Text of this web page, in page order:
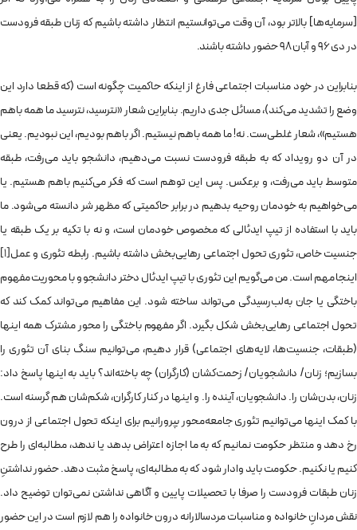
[سرمایه‌ها] بالاتر بود، آن وقت می‌توانستیم انتظار داشته باشیم که زنان طبقه فرودست
در دی 96 و آبان 98 حضور داشته باشند.
بنابراین در خود مناسبات اجتماعی فارغ از اینکه حاکمیت چگونه است (که قطعا دارد این
وضع را تشدید می‌کند)، مسائل جدی داریم. بنابراین شعار «نترسید، نترسید ما همه باهم
هستیم»، شعار غلطی‌ست. نه! ما همه باهم نیستیم. اگر باهم بودیم، این نبودیم. یعنی
در آن دو رویداد که به طبقه فرودست نسبت می‌دهیم، دانشجو باید می‌رفت، طبقه
متوسط باید می‌رفت، و برعکس. پس این توهم ا‌ست که فکر می‌کنیم باهم هستیم. یا
می‌خواهیم به خودمان روحیه بدهیم در برابر حاکمیتی که مظهر شر ‌دانسته می‌شود. ما
باید با استفاده از تیپ ایدئالی که مخصوص خودمان است، و نه با تکیه بر یک طبقه یا
جنسیت خاص، تئوری تحول اجتماعی رهایی‌بخش داشته باشیم. رابطه تئوری و عمل[1]
اینجا مهم است. من می‌گویم این تئوری با تیپ ایدئال دختر دانشجو و با محوریت مفهوم
باختگی یا جان‌ به‌لب‌رسیدگی می‌تواند ساخته شود. این مفاهیم می‌تواند کمک کند که
تحول اجتماعی رهایی‌بخش شکل بگیرد. اگر مفهوم باختگی را محور مشترک همه اینها
(طبقات، جنسیت‌ها، لایه‌های اجتماعی) قرار دهیم، می‌توانیم سنگ بنای آن تئوری را
بسازیم؛ زنان/ دانشجویان/ زحمت‌کشان (کارگران) چه باخته‌اند؟ باید به اینها پاسخ داد:
زنان، بدن‌شان را. دانشجویان، آینده را. و اینها در کنار کارگران، شکم‌شان هم گرسنه است.
با کمک اینها می‌توانیم تئوری جامعه‌محور بپرورانیم برای اینکه تحول اجتماعی از درون
رخ دهد و منتظر حکومت نمانیم که به ما اجازه اعتراض بدهد یا ندهد، مطالبه‌ای را طرح
کنیم یا نکنیم. حکومت باید وادار شود که به مطالبه‌ای، پاسخ مثبت دهد. حضور نداشتنِ
زنان طبقات فرودست را صرفا با تحصیلات پایین و آگاهی نداشتن نمی‌توان توضیح داد.
نقش مردانِ خانواده و مناسبات مردسالارانه درون خانواده را هم لازم است در این حضور